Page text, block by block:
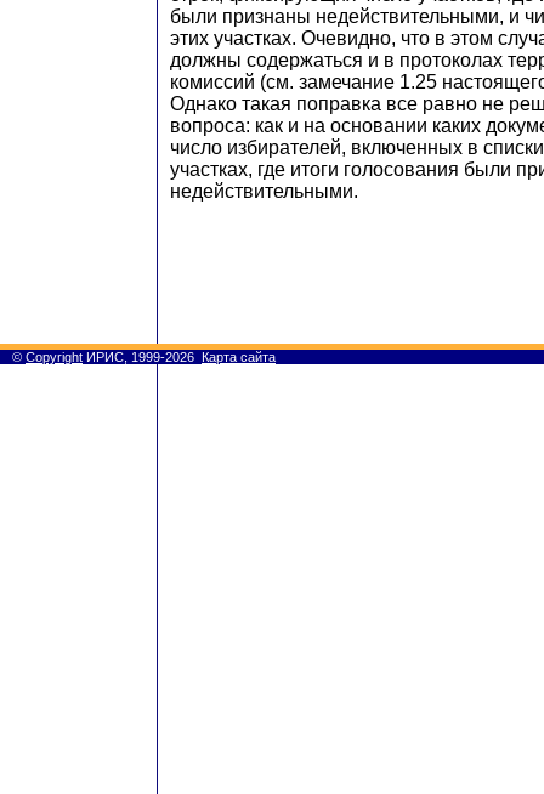
были признаны недействительными, и
этих участках. Очевидно, что в этом
должны содержаться и в протоколах
комиссий (см. замечание 1.25
Однако такая поправка все равно не
вопроса: как и на основании каких
число избирателей, включенных в
участках, где итоги голосования были
недействительными.
© Copyright ИРИС, 1999-2026 Карта сайта